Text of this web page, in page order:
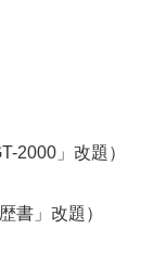
2000」改題）
書」改題）